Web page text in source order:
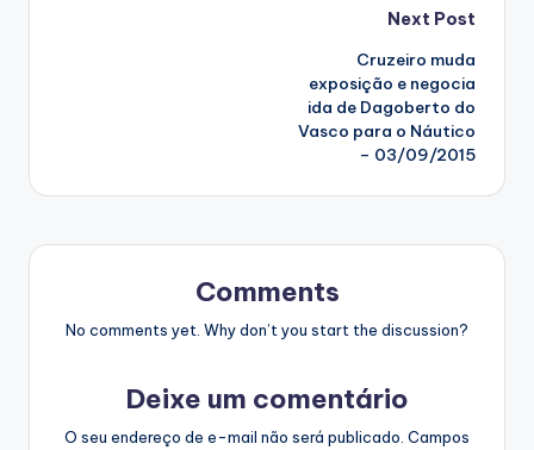
Next Post
Cruzeiro muda
exposição e negocia
ida de Dagoberto do
Vasco para o Náutico
– 03/09/2015
Comments
No comments yet. Why don’t you start the discussion?
Deixe um comentário
O seu endereço de e-mail não será publicado. Campos